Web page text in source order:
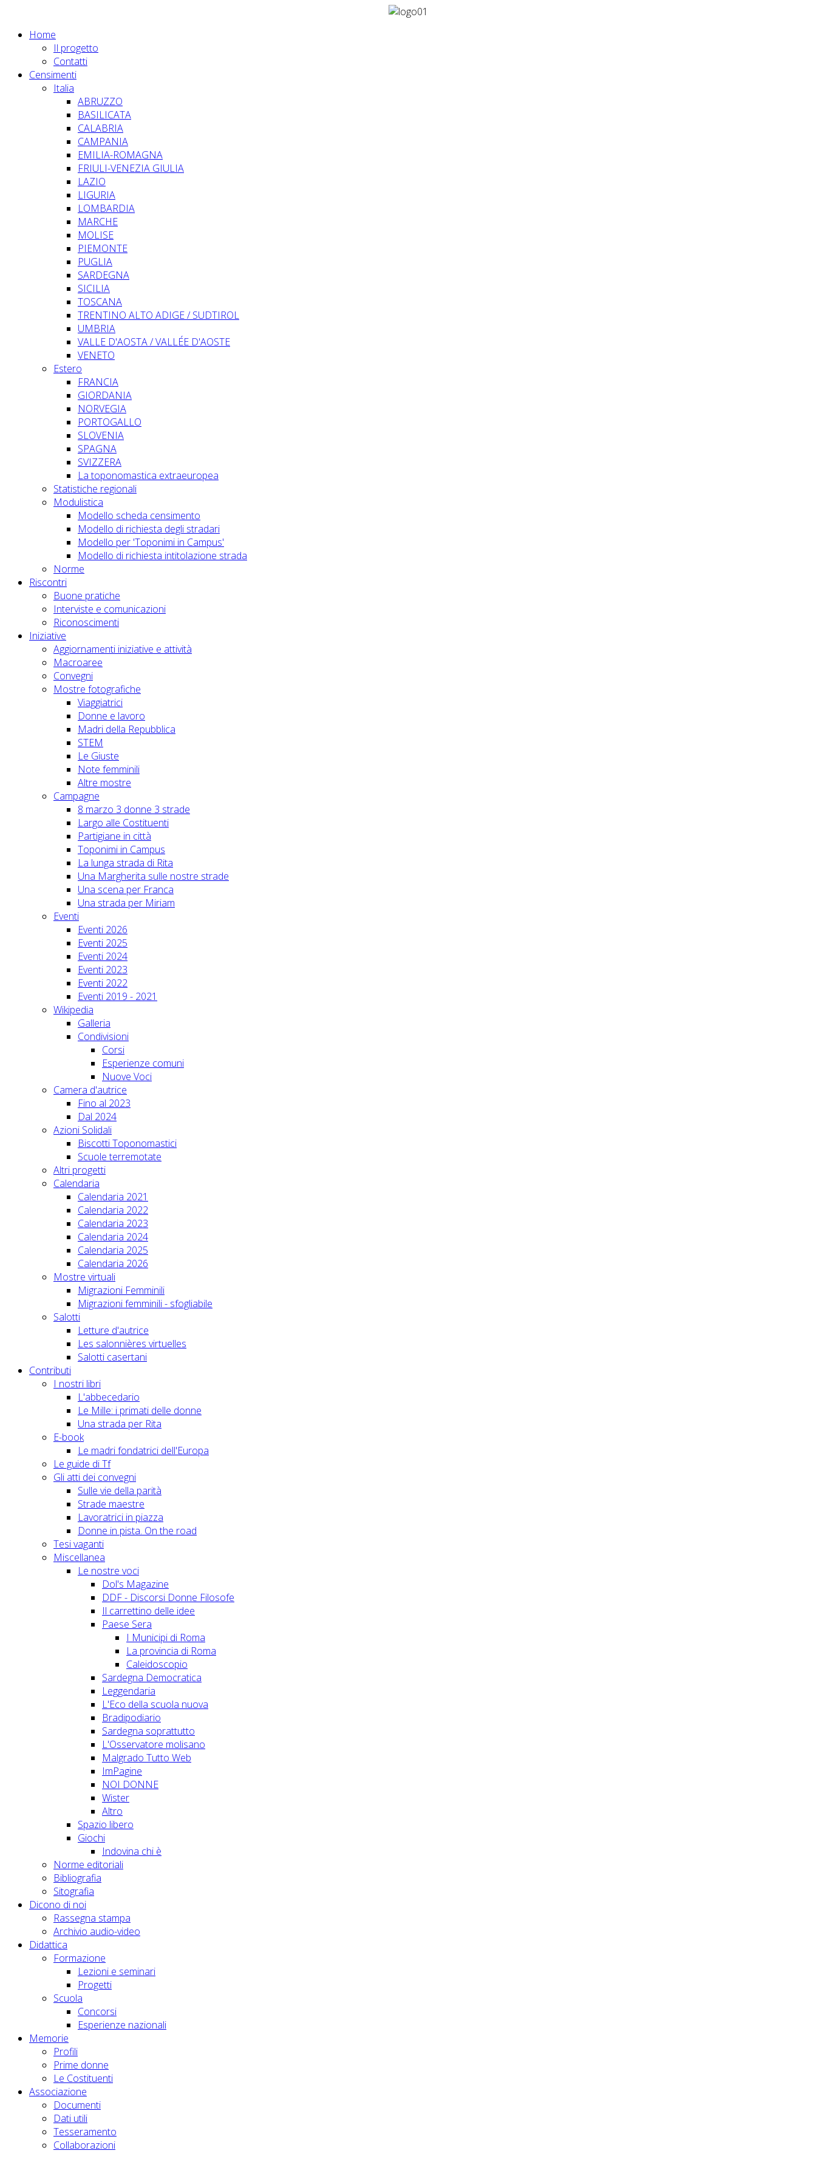
Home
Il progetto
Contatti
Censimenti
Italia
ABRUZZO
BASILICATA
CALABRIA
CAMPANIA
EMILIA-ROMAGNA
FRIULI-VENEZIA GIULIA
LAZIO
LIGURIA
LOMBARDIA
MARCHE
MOLISE
PIEMONTE
PUGLIA
SARDEGNA
SICILIA
TOSCANA
TRENTINO ALTO ADIGE / SUDTIROL
UMBRIA
VALLE D'AOSTA / VALLÉE D'AOSTE
VENETO
Estero
FRANCIA
GIORDANIA
NORVEGIA
PORTOGALLO
SLOVENIA
SPAGNA
SVIZZERA
La toponomastica extraeuropea
Statistiche regionali
Modulistica
Modello scheda censimento
Modello di richiesta degli stradari
Modello per 'Toponimi in Campus'
Modello di richiesta intitolazione strada
Norme
Riscontri
Buone pratiche
Interviste e comunicazioni
Riconoscimenti
Iniziative
Aggiornamenti iniziative e attività
Macroaree
Convegni
Mostre fotografiche
Viaggiatrici
Donne e lavoro
Madri della Repubblica
STEM
Le Giuste
Note femminili
Altre mostre
Campagne
8 marzo 3 donne 3 strade
Largo alle Costituenti
Partigiane in città
Toponimi in Campus
La lunga strada di Rita
Una Margherita sulle nostre strade
Una scena per Franca
Una strada per Miriam
Eventi
Eventi 2026
Eventi 2025
Eventi 2024
Eventi 2023
Eventi 2022
Eventi 2019 - 2021
Wikipedia
Galleria
Condivisioni
Corsi
Esperienze comuni
Nuove Voci
Camera d'autrice
Fino al 2023
Dal 2024
Azioni Solidali
Biscotti Toponomastici
Scuole terremotate
Altri progetti
Calendaria
Calendaria 2021
Calendaria 2022
Calendaria 2023
Calendaria 2024
Calendaria 2025
Calendaria 2026
Mostre virtuali
Migrazioni Femminili
Migrazioni femminili - sfogliabile
Salotti
Letture d'autrice
Les salonnières virtuelles
Salotti casertani
Contributi
I nostri libri
L'abbecedario
Le Mille: i primati delle donne
Una strada per Rita
E-book
Le madri fondatrici dell'Europa
Le guide di Tf
Gli atti dei convegni
Sulle vie della parità
Strade maestre
Lavoratrici in piazza
Donne in pista. On the road
Tesi vaganti
Miscellanea
Le nostre voci
Dol's Magazine
DDF - Discorsi Donne Filosofe
Il carrettino delle idee
Paese Sera
I Municipi di Roma
La provincia di Roma
Caleidoscopio
Sardegna Democratica
Leggendaria
L'Eco della scuola nuova
Bradipodiario
Sardegna soprattutto
L'Osservatore molisano
Malgrado Tutto Web
ImPagine
NOI DONNE
Wister
Altro
Spazio libero
Giochi
Indovina chi è
Norme editoriali
Bibliografia
Sitografia
Dicono di noi
Rassegna stampa
Archivio audio-video
Didattica
Formazione
Lezioni e seminari
Progetti
Scuola
Concorsi
Esperienze nazionali
Memorie
Profili
Prime donne
Le Costituenti
Associazione
Documenti
Dati utili
Tesseramento
Collaborazioni